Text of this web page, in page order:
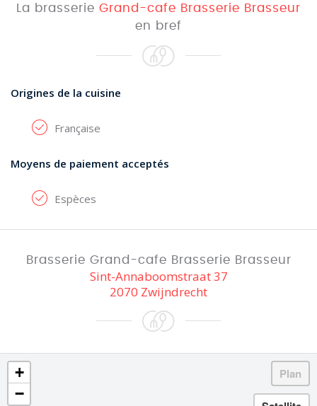
La brasserie Grand-cafe Brasserie Brasseur
en bref
Origines de la cuisine
Française
Moyens de paiement acceptés
Espèces
Brasserie Grand-cafe Brasserie Brasseur
Sint-Annaboomstraat 37
2070 Zwijndrecht
+
−